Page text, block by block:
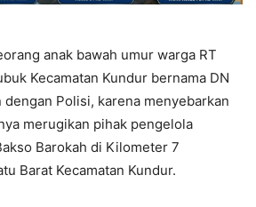
anak bawah umur warga RT
Kecamatan Kundur bernama DN
dengan Polisi, karena menyebarkan
merugikan pihak pengelola
Barokah di Kilometer 7
Barat Kecamatan Kundur.